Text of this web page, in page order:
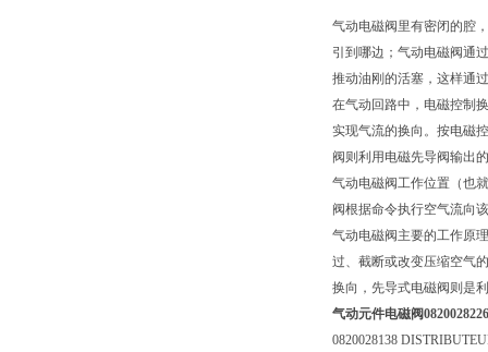
气动电磁阀里有密闭的腔
引到哪边；气动电磁阀通
推动油刚的活塞，这样通
在气动回路中，电磁控制
实现气流的换向。按电磁
阀则利用电磁先导阀输出
气动电磁阀工作位置（也
阀根据命令执行空气流向
气动电磁阀主要的工作原
过、截断或改变压缩空气
换向，先导式电磁阀则是
气动元件电磁阀0820028226
0820028138